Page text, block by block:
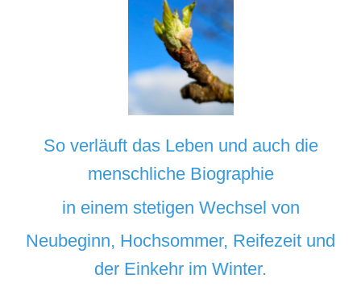
So verläuft das Leben und auch die
menschliche Biographie
in einem stetigen Wechsel von
Neubeginn, Hochsommer, Reifezeit und
der Einkehr im Winter.